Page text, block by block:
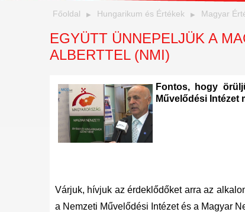
Főoldal Hungarikum és Értékek Magyar
EGYÜTT ÜNNEPELJÜK A
ALBERTTEL (NMI)
Fontos, hogy
Művelődési Intézet
Várjuk, hívjuk az érdeklődőket arra az
a Nemzeti Művelődési Intézet és a Magyar